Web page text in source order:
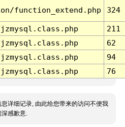
function_extend.php 324
211
62
94
76
详细记录, 由此给您带来的访问不便我
深感歉意.